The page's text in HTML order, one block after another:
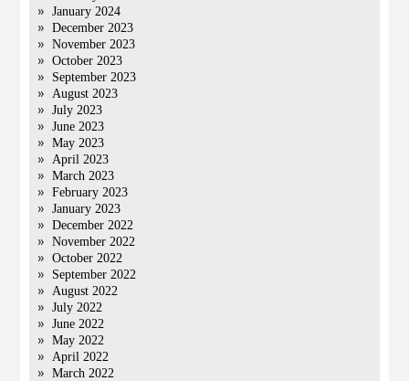
January 2024
December 2023
November 2023
October 2023
September 2023
August 2023
July 2023
June 2023
May 2023
April 2023
March 2023
February 2023
January 2023
December 2022
November 2022
October 2022
September 2022
August 2022
July 2022
June 2022
May 2022
April 2022
March 2022